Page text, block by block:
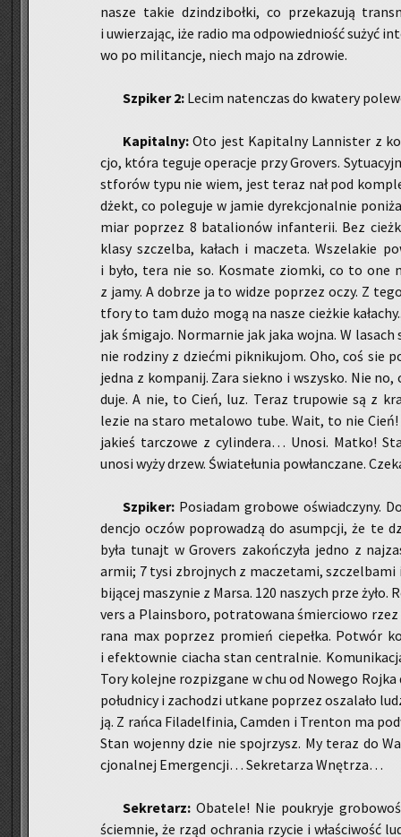
nasze takie dzin­dzi­boł­ki, co prze­ka­zu­ją
i uwie­rza­jąc, iże radio ma od­po­wied­niość sużyć
wo po mi­li­tan­cje, niech majo na zdro­wie.
Szpi­ker 2: Lecim na­ten­czas do kwa­te­ry
Ka­pi­tal­ny: Oto jest Ka­pi­tal­ny Lan­ni­ster z
cjo, która te­gu­je ope­ra­cje przy Gro­vers.
stfo­rów typu nie wiem, jest teraz nał pod
dżekt, co po­le­gu­je w jamie dy­rek­cjo­nal­nie
miar po­przez 8 ba­ta­lio­nów in­fan­te­rii. Bez
klasy szczel­ba, ka­łach i ma­cze­ta. Wsze­la­kie
i było, tera nie so. Ko­sma­te ziom­ki, co to one
z jamy. A do­brze ja to widze po­przez oczy. Z
tfo­ry to tam dużo mogą na nasze cież­kie
jak śmi­ga­jo. Nor­mar­nie jak jaka wojna. W
nie ro­dzi­ny z dzieć­mi pik­ni­ku­jom. Oho, coś sie
jedna z kom­pa­nij. Zara siek­no i wszy­sko. Nie
du­je. A nie, to Cień, luz. Teraz tru­po­wie są z
lezie na staro me­ta­lo­wo tube. Wait, to nie
ja­kieś tar­czo­we z cy­lin­de­ra… Unosi. Matko!
unosi wyży drzew. Świa­te­łu­nia po­włan­cza­ne.
Szpi­ker: Po­sia­dam gro­bo­we oświad­czy­ny.
den­cjo oczów po­pro­wa­dzą do asump­cji, że te
była tu­najt w Gro­vers za­koń­czy­ła jedno z
armii; 7 tysi zbroj­nych z ma­cze­ta­mi,
bi­ją­cej ma­szy­nie z Marsa. 120 na­szych prze
vers a Pla­ins­bo­ro, po­tra­to­wa­na śmier­cio­wo
ra­na max po­przez pro­mień cie­peł­ka. Po­twór
i efek­tow­nie cia­cha stan cen­tral­nie.
Tory ko­lej­ne roz­pi­zga­ne w chu od No­we­go
po­łu­dni­cy i za­cho­dzi utka­ne po­przez osza­la­ło
ją. Z rańca Fi­la­del­fi­nia, Cam­den i Tren­ton ma
Stan wo­jen­ny dzie nie spoj­rzysz. My teraz do
cjo­nal­nej Emer­gen­cji… Se­kre­ta­rza Wnę­trza…
Se­kre­tarz: Oba­te­le! Nie po­ukry­je
ściem­nie, że rząd ochra­nia rzy­cie i wła­ści­wość